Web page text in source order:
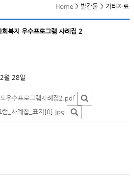
Home > 발간물 > 기타자료
복지 우수프로그램 사례집 2
월 28일
우수프로그램사례집2.pdf
램_사례집_표지[0].jpg